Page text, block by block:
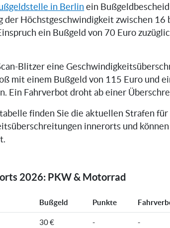
in Berlin ein
der Höchstgeschwindigkeit zwischen 16
ein Bußgeld von 70 Euro
Blitzer eine
mit einem Bußgeld von 115 Euro und
Ein Fahrverbot droht ab einer
finden Sie die aktuellen Strafen für
innerorts und
2026: PKW & Motorrad
Bußgeld Punkte
30 € - -